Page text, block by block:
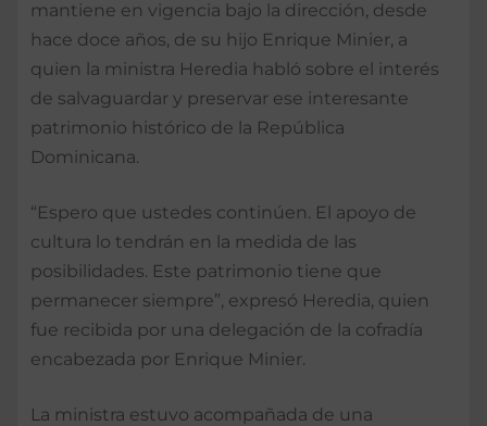
mantiene en vigencia bajo la dirección, desde
hace doce años, de su hijo Enrique Minier, a
quien la ministra Heredia habló sobre el interés
de salvaguardar y preservar ese interesante
patrimonio histórico de la República
Dominicana.
“Espero que ustedes continúen. El apoyo de
cultura lo tendrán en la medida de las
posibilidades. Este patrimonio tiene que
permanecer siempre”, expresó Heredia, quien
fue recibida por una delegación de la cofradía
encabezada por Enrique Minier.
La ministra estuvo acompañada de una